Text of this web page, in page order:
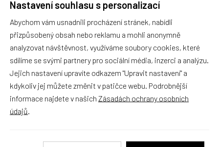
Rychlé vyřízení reklamace i na dálku
Pokud to povaha vady umožňuje (zjevná
neopravitelnost výrobku), reklamaci vyřídíme i na
základě pouhého zaslání fotografií na náš email a
vyměníme zboží kus za kus. Vždy se snažíme šetřit
Váš čas a peníze. Můžeme si to dovolit, protože
naše kvalitní zboží zákazníci téměř nereklamují.
Milujeme české výrobky
Nastavení souhlasu s personalizací
Abychom vám usnadnili procházení stránek, nabídli
přizpůsobený obsah nebo reklamu a mohli anonymně
analyzovat návštěvnost, využíváme soubory cookies, které
sdílíme se svými partnery pro sociální média, inzerci a analýzu.
Jejich nastavení upravíte odkazem "Upravit nastavení" a
kdykoliv jej můžete změnit v patičce webu. Podrobnější
informace najdete v našich Zásadách ochrany osobních
údajů